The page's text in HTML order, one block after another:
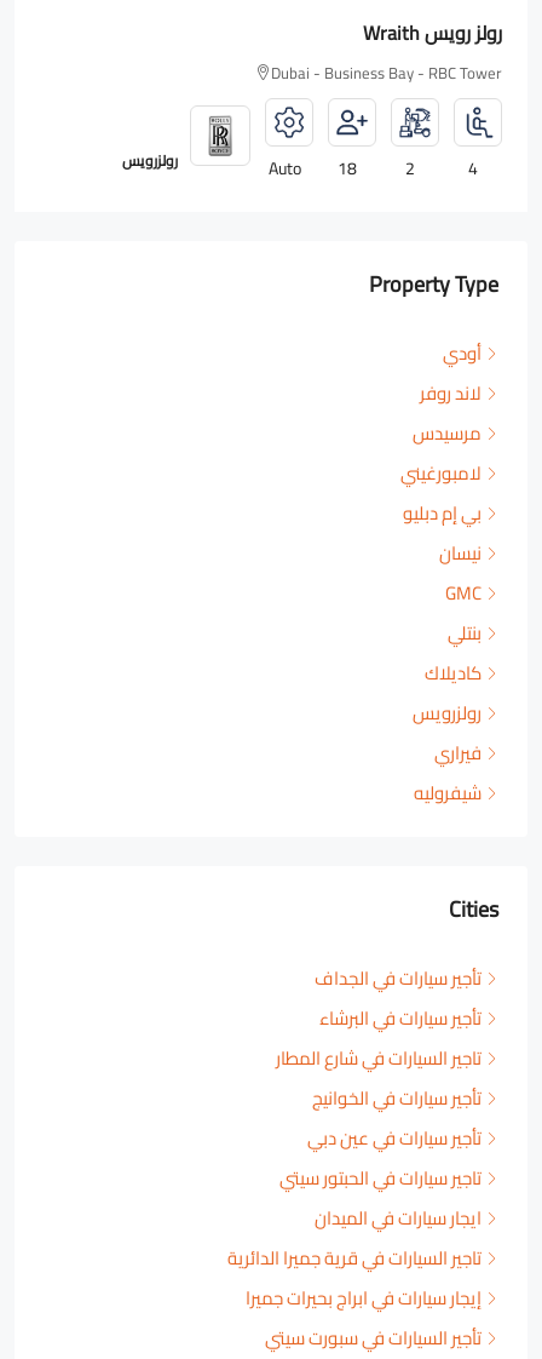
رولز رويس Wraith
Dubai - Business Bay - RBC Tower
4
2
18
Auto رولزرويس
Property Type
أودي
لاند روفر
مرسيدس
لامبورغيني
بي إم دبليو
نيسان
GMC
بنتلي
كاديلاك
رولزرويس
فيراري
شيفروليه
Cities
تأجير سيارات في الجداف
تأجير سيارات في البرشاء
تاجير السيارات في شارع المطار
تأجير سيارات في الخوانيج
تأجير سيارات في عين دبي
تاجير سيارات في الحبتور سيتي
ايجار سيارات في الميدان
تاجير السيارات في قرية جميرا الدائرية
إيجار سيارات في ابراج بحيرات جميرا
تأجير السيارات في سبورت سيتي